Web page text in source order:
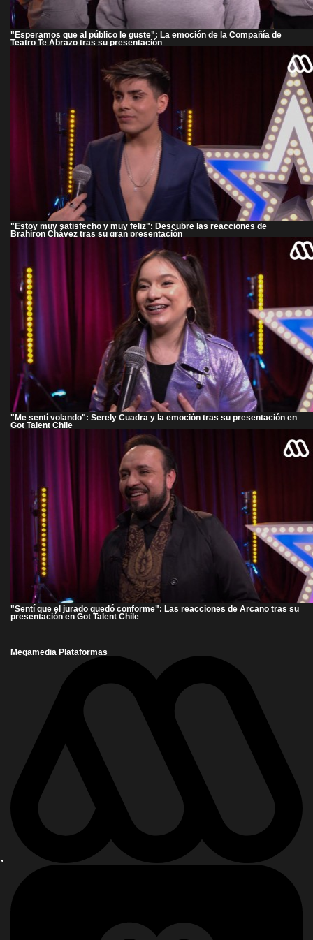
"Esperamos que al público le guste": La emoción de la Compañía de
Teatro Te Abrazo tras su presentación
"Estoy muy satisfecho y muy feliz": Descubre las reacciones de
Brahiron Chávez tras su gran presentación
"Me sentí volando": Serely Cuadra y la emoción tras su presentación en
Got Talent Chile
"Sentí que el jurado quedó conforme": Las reacciones de Arcano tras su
presentación en Got Talent Chile
Megamedia Plataformas